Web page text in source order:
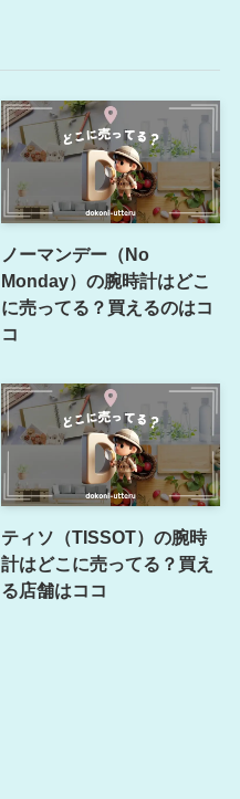
ノーマンデー（No
Monday）の腕時計はどこ
に売ってる？買えるのはコ
コ
ティソ（TISSOT）の腕時
計はどこに売ってる？買え
る店舗はココ